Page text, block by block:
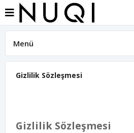
Menü
Gizlilik Sözleşmesi
Gizlilik Sözleşmesi